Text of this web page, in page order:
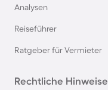
Analysen
Reiseführer
Ratgeber für Vermieter
Rechtliche Hinweise